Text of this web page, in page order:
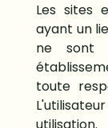
Les sites
ayant un
ne sont
toute